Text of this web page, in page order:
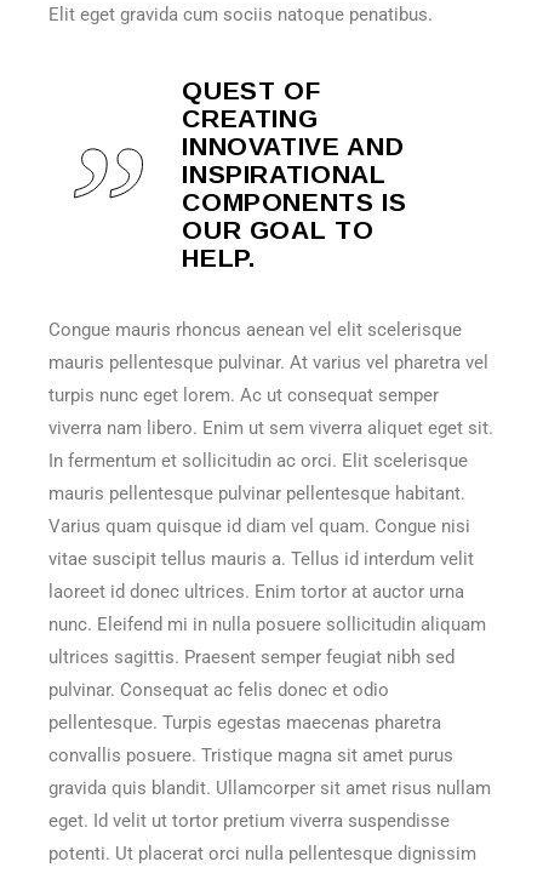
Elit eget gravida cum sociis natoque penatibus.
QUEST OF
CREATING
INNOVATIVE AND
INSPIRATIONAL
COMPONENTS IS
OUR GOAL TO
HELP.
Congue mauris rhoncus aenean vel elit scelerisque
mauris pellentesque pulvinar. At varius vel pharetra vel
turpis nunc eget lorem. Ac ut consequat semper
viverra nam libero. Enim ut sem viverra aliquet eget sit.
In fermentum et sollicitudin ac orci. Elit scelerisque
mauris pellentesque pulvinar pellentesque habitant.
Varius quam quisque id diam vel quam. Congue nisi
vitae suscipit tellus mauris a. Tellus id interdum velit
laoreet id donec ultrices. Enim tortor at auctor urna
nunc. Eleifend mi in nulla posuere sollicitudin aliquam
ultrices sagittis. Praesent semper feugiat nibh sed
pulvinar. Consequat ac felis donec et odio
pellentesque. Turpis egestas maecenas pharetra
convallis posuere. Tristique magna sit amet purus
gravida quis blandit. Ullamcorper sit amet risus nullam
eget. Id velit ut tortor pretium viverra suspendisse
potenti. Ut placerat orci nulla pellentesque dignissim